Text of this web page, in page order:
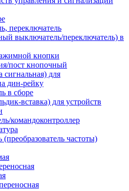
переключатель
выключатель/переключатель) в
кнопки
пост кнопочный
для
дин-рейку
в сборе
вставка) для устройств
командоконтроллер
частоты)